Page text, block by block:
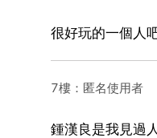
很好玩的一個人
7樓：匿名使用者
鍾漢良是我見過